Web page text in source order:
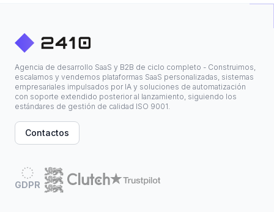
Agencia de desarrollo SaaS y B2B de ciclo completo - Construimos,
escalamos y vendemos plataformas SaaS personalizadas, sistemas
empresariales impulsados por IA y soluciones de automatización
con soporte extendido posterior al lanzamiento, siguiendo los
estándares de gestión de calidad ISO 9001.
Contactos
GDPR